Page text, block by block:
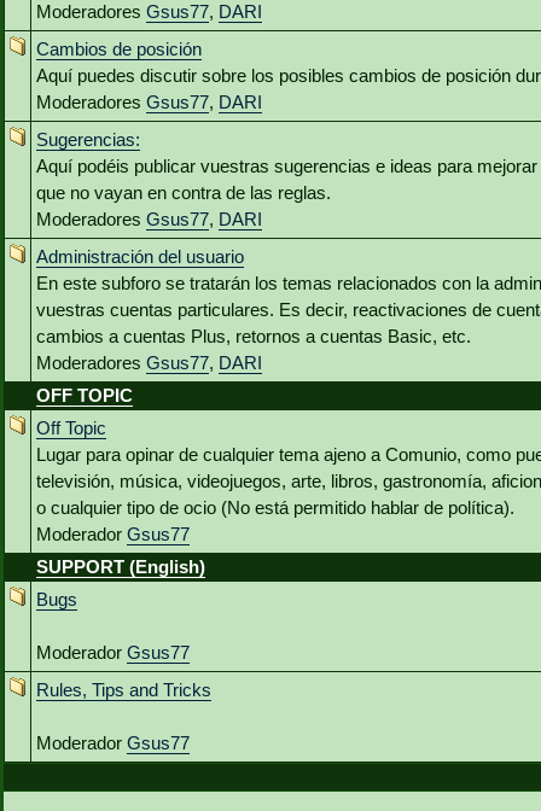
Moderadores Gsus77, DARI
Cambios de posición
Aquí puedes discutir sobre los posibles cambios de posición
Moderadores Gsus77, DARI
Sugerencias:
Aquí podéis publicar vuestras sugerencias e ideas para
que no vayan en contra de las reglas.
Moderadores Gsus77, DARI
Administración del usuario
En este subforo se tratarán los temas relacionados con la
vuestras cuentas particulares. Es decir, reactivaciones de
cambios a cuentas Plus, retornos a cuentas Basic, etc.
Moderadores Gsus77, DARI
OFF TOPIC
Off Topic
Lugar para opinar de cualquier tema ajeno a Comunio, como
televisión, música, videojuegos, arte, libros, gastronomía,
o cualquier tipo de ocio (No está permitido hablar de política).
Moderador Gsus77
SUPPORT (English)
Bugs
Moderador Gsus77
Rules, Tips and Tricks
Moderador Gsus77